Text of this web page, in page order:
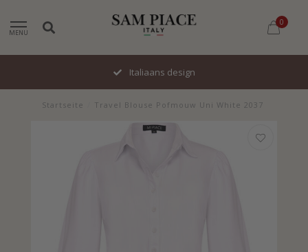
MENU
0
Italiaans design
Startseite Travel Blouse Pofmouw Uni White 2037